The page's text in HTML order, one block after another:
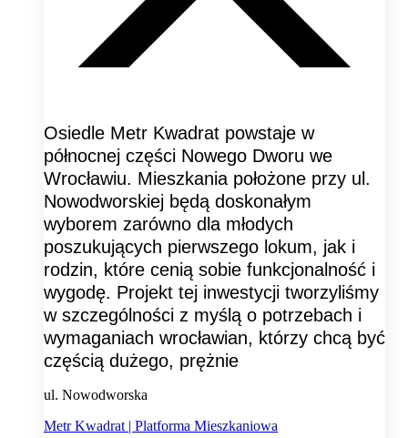
Osiedle Metr Kwadrat powstaje w
północnej części Nowego Dworu we
Wrocławiu. Mieszkania położone przy ul.
Nowodworskiej będą doskonałym
wyborem zarówno dla młodych
poszukujących pierwszego lokum, jak i
rodzin, które cenią sobie funkcjonalność i
wygodę. Projekt tej inwestycji tworzyliśmy
w szczególności z myślą o potrzebach i
wymaganiach wrocławian, którzy chcą być
częścią dużego, prężnie
ul. Nowodworska
Metr Kwadrat | Platforma Mieszkaniowa